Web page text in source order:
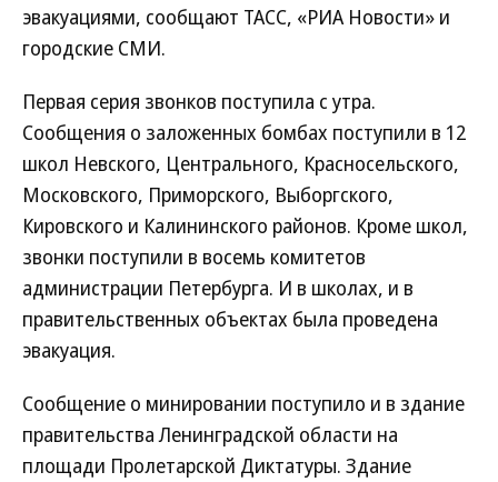
эвакуациями, сообщают ТАСС, «РИА Новости» и
городские СМИ.
Первая серия звонков поступила с утра.
Сообщения о заложенных бомбах поступили в 12
школ Невского, Центрального, Красносельского,
Московского, Приморского, Выборгского,
Кировского и Калининского районов. Кроме школ,
звонки поступили в восемь комитетов
администрации Петербурга. И в школах, и в
правительственных объектах была проведена
эвакуация.
Сообщение о минировании поступило и в здание
правительства Ленинградской области на
площади Пролетарской Диктатуры. Здание